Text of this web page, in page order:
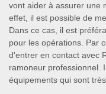
vont aider à assurer une
effet, il est possible de
Dans ce cas, il est
pour les opérations. Par
d'entrer en contact avec
ramoneur professionnel.
équipements qui sont